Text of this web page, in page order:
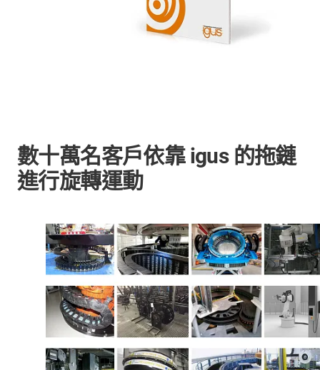
數十萬名客戶依靠 igus 的拖鏈
進行旋轉運動